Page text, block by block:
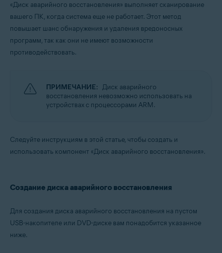
«Диск аварийного восстановления» выполняет сканирование
вашего ПК, когда система еще не работает. Этот метод
повышает шанс обнаружения и удаления вредоносных
программ, так как они не имеют возможности
противодействовать.
ПРИМЕЧАНИЕ: Диск аварийного
восстановления невозможно использовать на
устройствах с процессорами ARM.
Следуйте инструкциям в этой статье, чтобы создать и
использовать компонент «Диск аварийного восстановления».
Создание диска аварийного восстановления
Для создания диска аварийного восстановления на пустом
USB-накопителе или DVD-диске вам понадобится указанное
ниже.